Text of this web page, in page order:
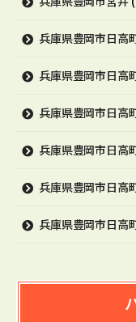
兵庫県豊岡市日高
兵庫県豊岡市日高
兵庫県豊岡市日高
兵庫県豊岡市日高
兵庫県豊岡市日高
兵庫県豊岡市日高